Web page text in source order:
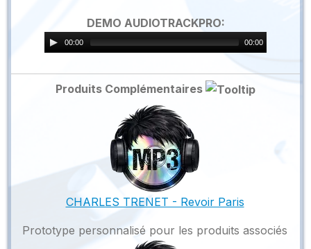
DEMO AUDIOTRACKPRO:
00:00 00:00
Produits Complémentaires
CHARLES TRENET - Revoir Paris
Prototype personnalisé pour les produits associés